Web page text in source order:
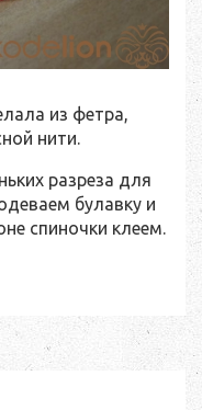
из фетра,
нити.
разреза для
булавку и
спиночки клеем.